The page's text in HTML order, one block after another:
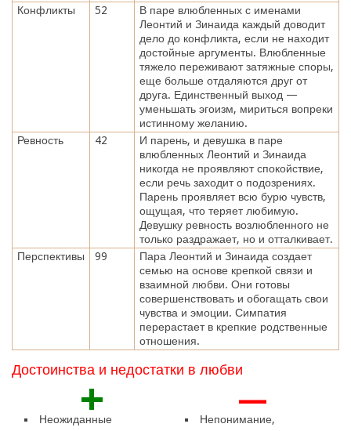
Конфликты
52
В паре влюбленных с именами
Леонтий и Зинаида каждый доводит
дело до конфликта, если не находит
достойные аргументы. Влюбленные
тяжело переживают затяжные споры,
еще больше отдаляются друг от
друга. Единственный выход —
уменьшать эгоизм, мириться вопреки
истинному желанию.
Ревность
42
И парень, и девушка в паре
влюбленных Леонтий и Зинаида
никогда не проявляют спокойствие,
если речь заходит о подозрениях.
Парень проявляет всю бурю чувств,
ощущая, что теряет любимую.
Девушку ревность возлюбленного не
только раздражает, но и отталкивает.
Перспективы
99
Пара Леонтий и Зинаида создает
семью на основе крепкой связи и
взаимной любви. Они готовы
совершенствовать и обогащать свои
чувства и эмоции. Симпатия
перерастает в крепкие родственные
отношения.
Достоинства и недостатки в любви
+
Неожиданные
—
Непонимание,